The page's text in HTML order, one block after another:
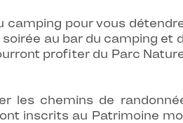
pour vous
au bar du camping et
profiter du Parc
les chemins de
inscrits au Patrimoine